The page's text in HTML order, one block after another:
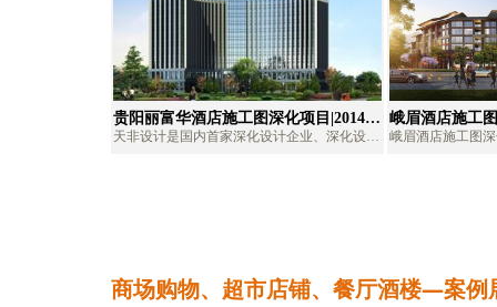
商场购物、超市店铺、餐厅酒楼—案例
深化设计公司！重庆天非酒店深化设计公司
（CTD）是国内首家酒店深化设计、商场深化
设计公司，致力于星级酒店深化、主题酒店深
化、度假酒店深化、名宿酒店深化、精品酒店
深化、商场深化设计、商业综合体深化、城市
综合体深化等中大型精修项目深化设计及施工
图外包。可提供设计战略合作、方案深化设
计、施工图深化、机电设计、竣工图绘制服
店深化设计公司
（CTD）是国内
设计公司，致力
化、度假酒店深
深化、商场深化
综合体深化等中
图外包。可提供
计、施工图深化
贵阳丽富华酒店施工图深化项目|2014
年|52000平米|天非施工图深化设计公司
天非设计是国内首家深化设计企业、深化设计
峨眉酒店施工
平米|天非施工
峨眉酒店施工图深
制、项目配合等
2322 6015|FAX：